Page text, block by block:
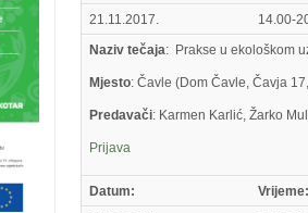
21.11.2017.
14.00-
Naziv tečaja: Prakse u ekološkom
Mjesto: Čavle (Dom Čavle, Čavja
Predavači: Karmen Karlić, Žarko
Prijava
Datum: Vrijeme: